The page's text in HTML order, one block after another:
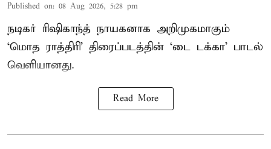
Published on: 08 Aug 2026, 5:28 pm
நடிகர் ரிஷிகாந்த் நாயகனாக அறிமுகமாகும்
‘மொத ராத்திரி’ திரைப்படத்தின் ‘டை டக்கா’ பாடல்
வெளியானது.
Read More